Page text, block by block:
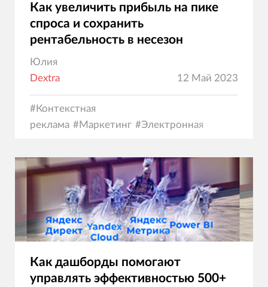
Как увеличить прибыль на пике
спроса и сохранить
рентабельность в несезон
Юлия
Dextra
12 Май 2023
#Контекстная
реклама #Маркетинг #Электронная
Как дашборды помогают
управлять эффективностью 500+